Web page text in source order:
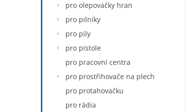
pro olepovačky hran
pro pilníky
pro pily
pro pistole
pro pracovní centra
pro prostřihovače na plech
pro protahovačku
pro rádia